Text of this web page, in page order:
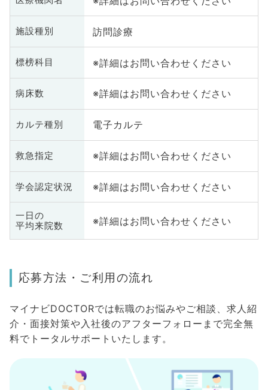
施設種別 訪問診療
標榜科目 ※詳細はお問い合わせください
病床数 ※詳細はお問い合わせください
カルテ種別 電子カルテ
救急指定 ※詳細はお問い合わせください
学会認定状況 ※詳細はお問い合わせください
一日の
平均来院数
※詳細はお問い合わせください
応募方法・ご利用の流れ
マイナビDOCTORでは転職のお悩みやご相談、求人紹
介・面接対策や入社後のアフターフォローまで完全無
料でトータルサポートいたします。